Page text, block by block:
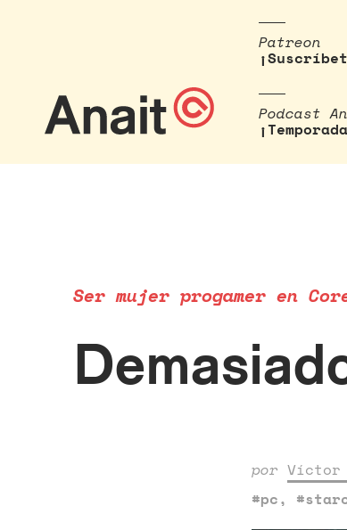
Patreon
Podcast
Ser mujer progamer en
por Víctor
#pc,